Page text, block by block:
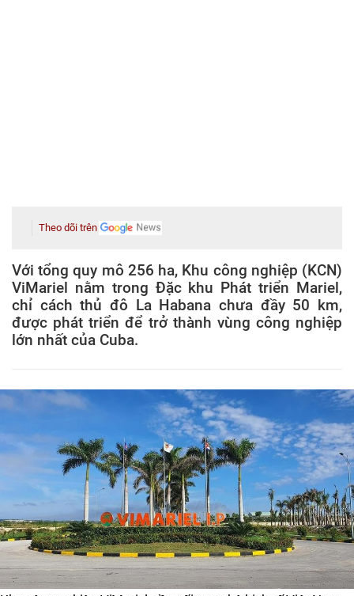
Theo dõi trên
Với tổng quy mô 256 ha, Khu công nghiệp (KCN)
ViMariel nằm trong Đặc khu Phát triển Mariel,
chỉ cách thủ đô La Habana chưa đầy 50 km,
được phát triển để trở thành vùng công nghiệp
lớn nhất của Cuba.